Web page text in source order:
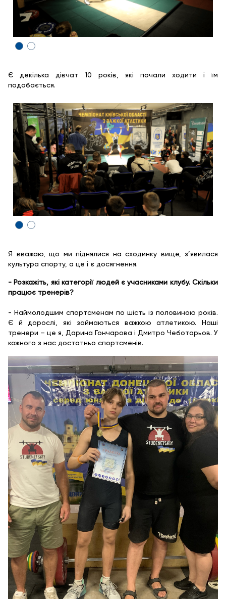
Є декілька дівчат 10 років, які почали ходити і їм
подобається.
Я вважаю, що ми піднялися на сходинку вище, з’явилася
культура спорту, а це і є досягнення.
- Розкажіть, які категорії людей є учасниками клубу. Скільки
працює тренерів?
- Наймолодшим спортсменам по шість із половиною років.
Є й дорослі, які займаються важкою атлетикою. Наші
тренери – це я, Дарина Гончарова і Дмитро Чеботарьов. У
кожного з нас достатньо спортсменів.